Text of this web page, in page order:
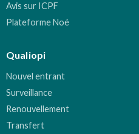
Avis sur ICPF
Plateforme Noé
Qualiopi
Nouvel entrant
Surveillance
Renouvellement
Transfert